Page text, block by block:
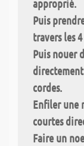
approprié.
Puis
travers les
Puis nouer
cordes.
Enfiler une
courtes
Faire un